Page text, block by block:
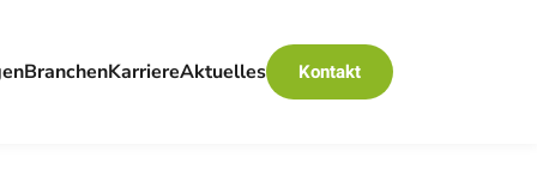
BranchenKarriereAktuelles Kontakt